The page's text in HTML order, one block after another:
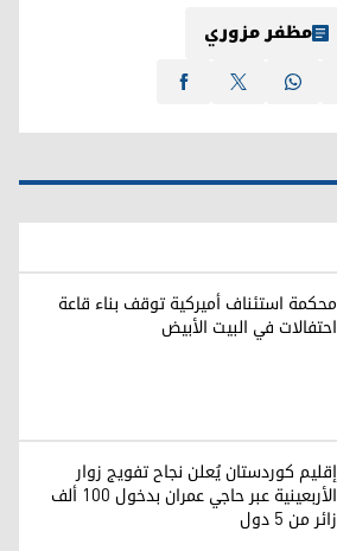
مظفر مزوري
محكمة استئناف أميركية توقف بناء قاعة
احتفالات في البيت الأبيض
إقليم كوردستان يُعلن نجاح تفويج زوار
الأربعينية عبر حاجي عمران بدخول 100 ألف
زائر من 5 دول